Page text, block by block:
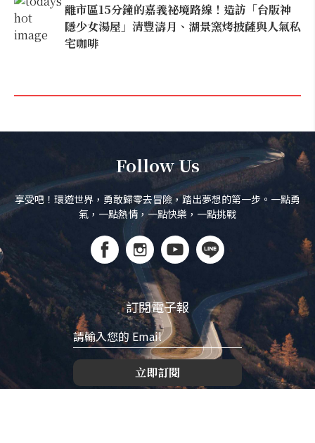
離市區15分鐘的嘉義祕境路線！造訪「台版神
隱少女湯屋」清豐濤月、湖景窯烤披薩與人氣私
宅咖啡
Follow Us
享受吧！環遊世界，勇敢歸零去冒險，踏出夢想的第一步。一點勇
氣，一點熱情，一點快樂，一點挑戰
訂閱電子報
立即訂閱